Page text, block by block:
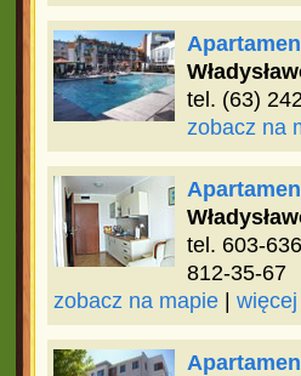
tel. (63)
zobacz na
tel. 603-
812-35-67
zobacz na mapie|